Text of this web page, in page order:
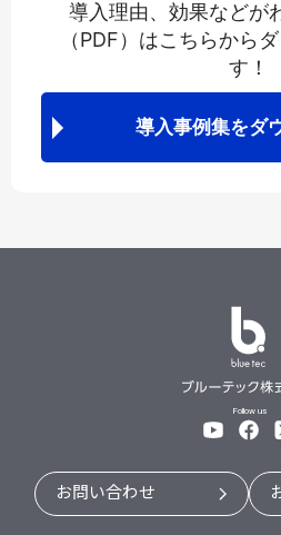
導入理由、効果などが
（PDF）はこちらから
す！
導入事例集をダ
Follow us
お問い合わせ